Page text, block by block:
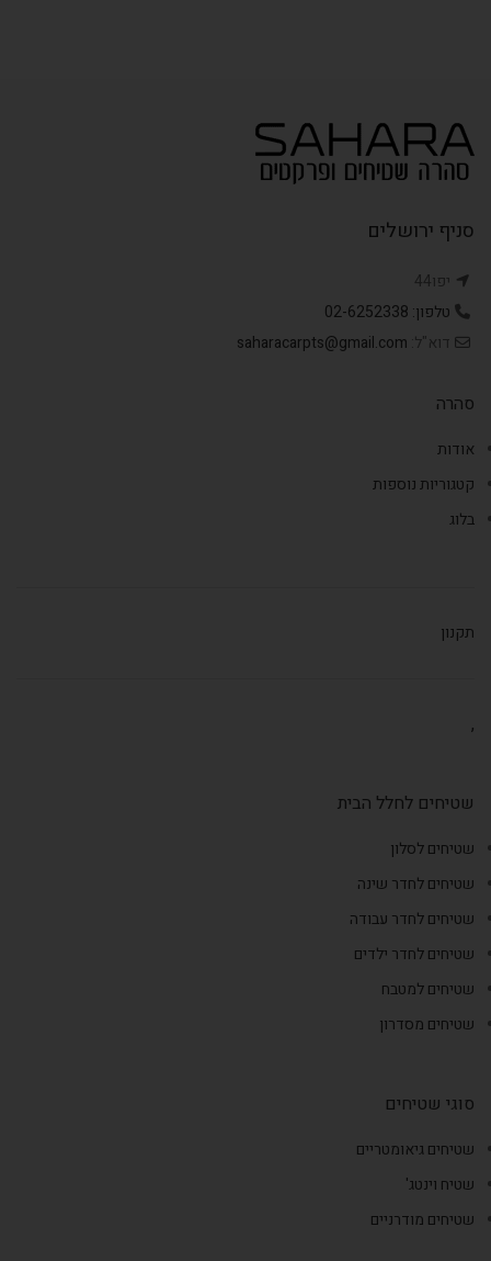
סניף ירושלים
יפו44
טלפון: 02-6252338
דוא"ל: saharacarpts@gmail.com
סהרה
אודות
קטגוריות נוספות
בלוג
תקנון
,
שטיחים לחלל הבית
שטיחים לסלון
שטיחים לחדר שינה
שטיחים לחדר עבודה
שטיחים לחדר ילדים
שטיחים למטבח
שטיחים מסדרון
סוגי שטיחים
שטיחים גיאומטריים
שטיח וינטג'
שטיחים מודרניים